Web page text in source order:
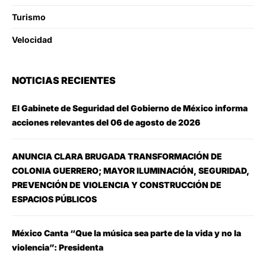
Turismo
Velocidad
NOTICIAS RECIENTES
El Gabinete de Seguridad del Gobierno de México informa
acciones relevantes del 06 de agosto de 2026
ANUNCIA CLARA BRUGADA TRANSFORMACIÓN DE
COLONIA GUERRERO; MAYOR ILUMINACIÓN, SEGURIDAD,
PREVENCIÓN DE VIOLENCIA Y CONSTRUCCIÓN DE
ESPACIOS PÚBLICOS
México Canta “Que la música sea parte de la vida y no la
violencia”: Presidenta